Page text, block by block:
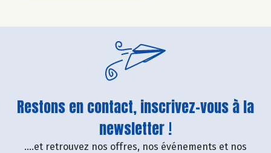
Restons en contact, inscrivez-vous à la
newsletter !
....et retrouvez nos offres, nos événements et nos